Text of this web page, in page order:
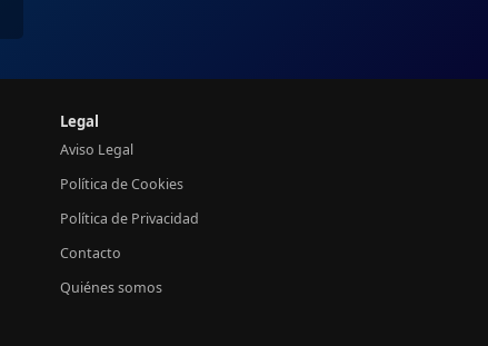
Legal
Aviso Legal
Política de Cookies
Política de Privacidad
Contacto
Quiénes somos